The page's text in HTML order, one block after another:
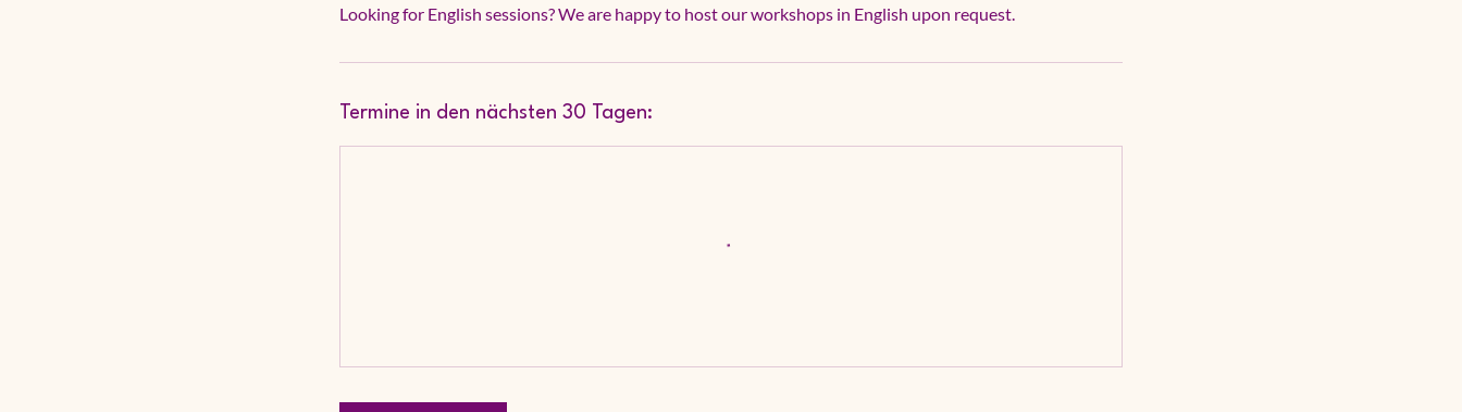
Termine in den nächsten 30 Tagen: